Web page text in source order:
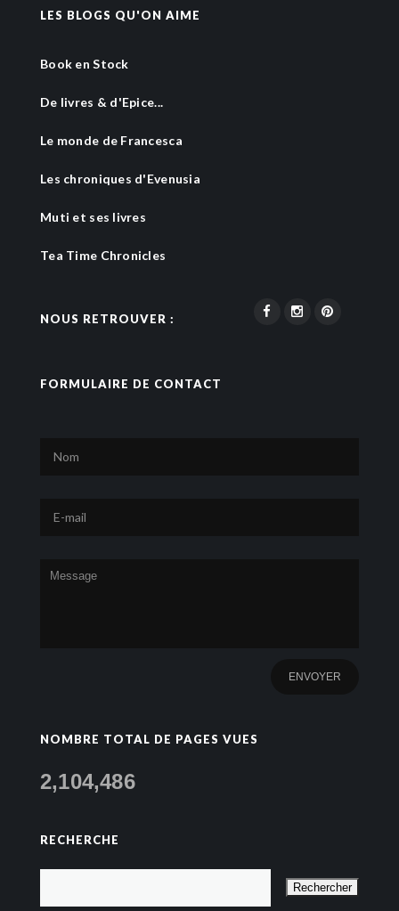
LES BLOGS QU'ON AIME
Book en Stock
De livres & d'Epice...
Le monde de Francesca
Les chroniques d'Evenusia
Muti et ses livres
Tea Time Chronicles
NOUS RETROUVER :
FORMULAIRE DE CONTACT
NOMBRE TOTAL DE PAGES VUES
2,104,486
RECHERCHE